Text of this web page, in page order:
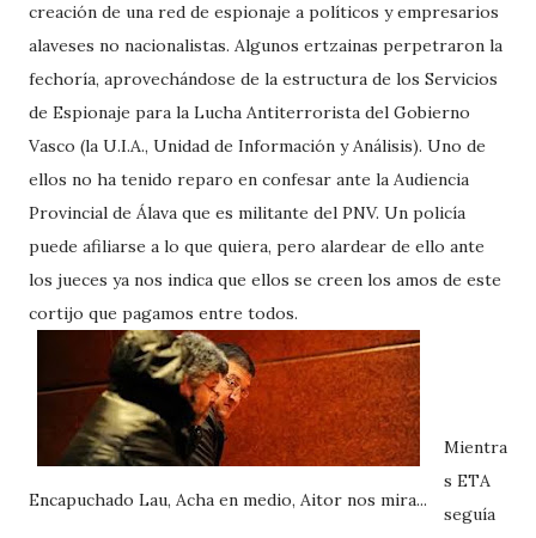
creación de una red de espionaje a políticos y empresarios
alaveses no nacionalistas. Algunos ertzainas perpetraron la
fechoría, aprovechándose de la estructura de los Servicios
de Espionaje para la Lucha Antiterrorista del Gobierno
Vasco (la U.I.A., Unidad de Información y Análisis). Uno de
ellos no ha tenido reparo en confesar ante la Audiencia
Provincial de Álava que es militante del PNV. Un policía
puede afiliarse a lo que quiera, pero alardear de ello ante
los jueces ya nos indica que ellos se creen los amos de este
cortijo que pagamos entre todos.
Encapuchado Lau, Acha en medio, Aitor nos mira...
Mientra
s ETA
seguía